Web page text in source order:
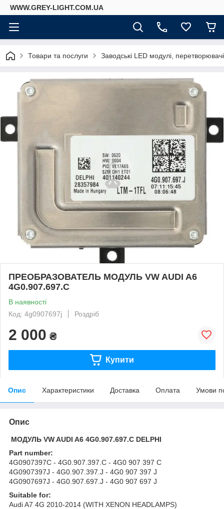
WWW.GREY-LIGHT.COM.UA
Товари та послуги Заводські LED модулі,
ПРЕОБРАЗОВАТЕЛЬ МОДУЛЬ VW AUDI A6
4G0.907.697.C
В наявності
Код: 4g0907697j
Роздріб
2 000 ₴
Купити
Опис Характеристики Доставка Оплата Умови
Опис
МОДУЛЬ VW AUDI A6 4G0.907.697.C DELPHI
Part number:
4G0907397C - 4G0.907.397.C - 4G0 907 397 C
4G0907397J - 4G0.907.397.J - 4G0 907 397 J
4G0907697J - 4G0.907.697.J - 4G0 907 697 J
Suitable for:
Audi A7 4G 2010-2014 (WITH XENON HEADLAMPS)